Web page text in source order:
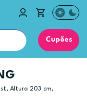
Cupões
Altura 203 cm,